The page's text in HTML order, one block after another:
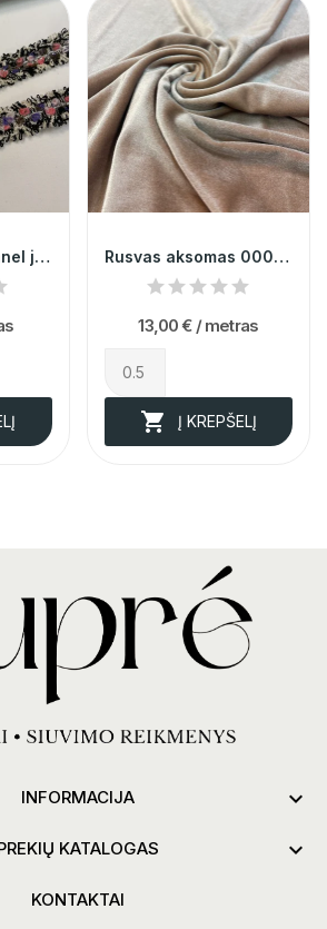
Dekoratyvinė chanel juostelė marga/sidabras 013733 Rusvas aksomas 000578
13,00 € / metras
 Į KREPŠELĮ
INFORMACIJA 
KATALOGAS 
KONTAKTAI